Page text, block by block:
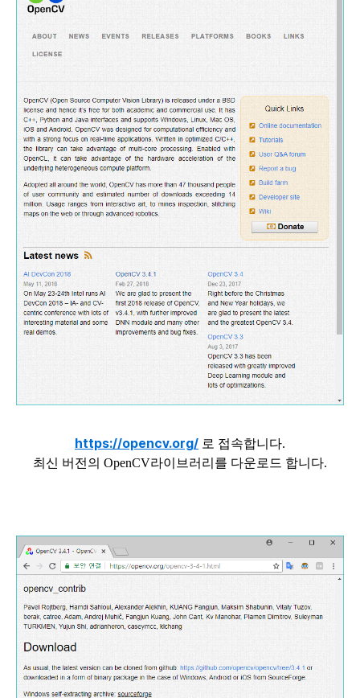
https://opencv.org/ 로 접속합니다.
최신 버전의 OpenCV라이브러리를 다운로드 합니다.